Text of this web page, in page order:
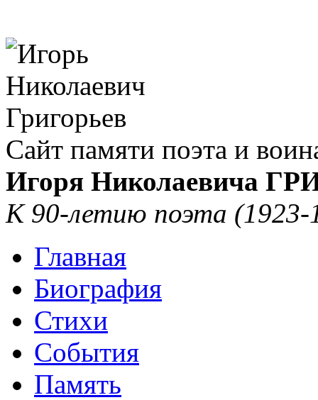
Сайт памяти поэта и
Игоря Николаевича
К 90-летию поэта (1923-
Главная
Биография
Стихи
События
Память